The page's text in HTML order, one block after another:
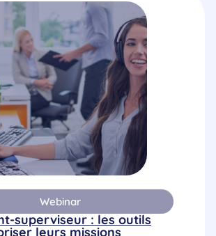
Webinar
superviseur : les outils
leurs missions